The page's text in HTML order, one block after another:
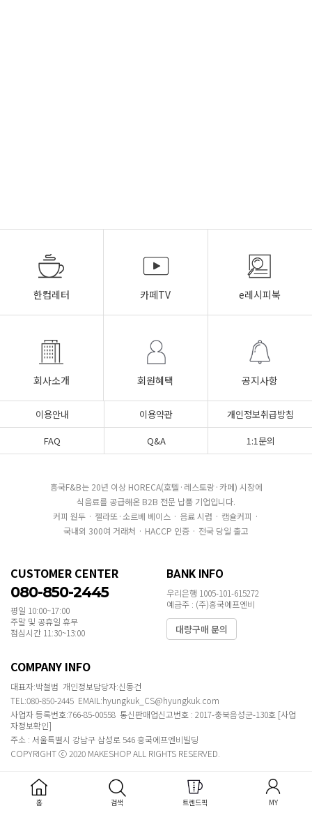
한컵레터 카페TV e레시피북
회사소개 회원혜택 공지사항
이용안내 이용약관
개인정보취급방침
FAQ
Q&A 1:1문의
흥국F&B는 20년 이상 HORECA(호텔·레스토랑·카페) 시장에
식음료를 공급해온 B2B 전문 납품 기업입니다.
커피 원두 · 젤라또·소르베 베이스 · 음료 시럽 · 캡슐커피 ·
국내외 300여 거래처 · HACCP 인증 · 전국 당일 출고
CUSTOMER CENTER
080-850-2445
평일 10:00~17:00
주말 및 공휴일 휴무
점심시간 11:30~13:00
BANK INFO
우리은행 1005-101-615272
예금주 : (주)흥국에프엔비
대량구매 문의
COMPANY INFO
대표자:박철범 개인정보담당자:신동건
TEL:080-850-2445 EMAIL:hyungkuk_CS@hyungkuk.com
사업자 등록번호:766-85-00558 통신판매업신고번호 : 2017-충북음성군-130호 [사업
자정보확인]
주소 : 서울특별시 강남구 삼성로 546 흥국에프엔비빌딩
COPYRIGHT ⓒ 2020 MAKESHOP ALL RIGHTS RESERVED.
홈 검색 트렌드픽 MY